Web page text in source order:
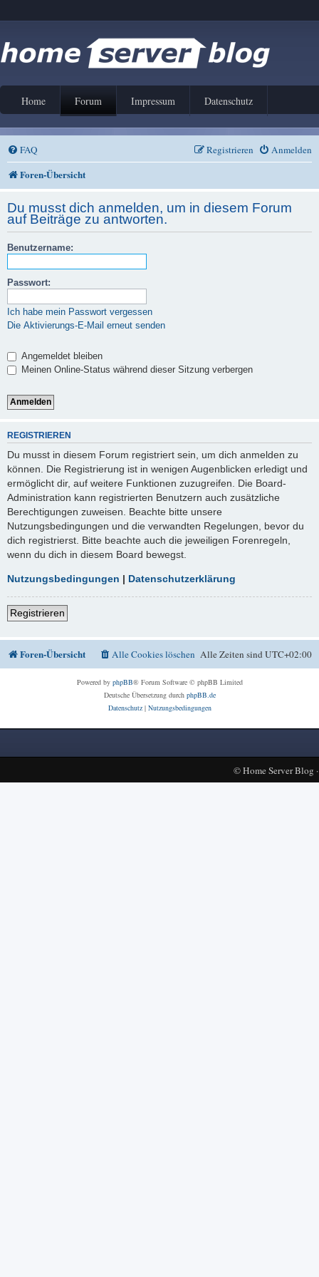
Home Forum Impressum Datenschutz
FAQ Anmelden
Registrieren
Foren-Übersicht
Du musst dich anmelden, um in diesem Forum
auf Beiträge zu antworten.
Benutzername:
Passwort:
Ich habe mein Passwort vergessen
Die Aktivierungs-E-Mail erneut senden
Angemeldet bleiben
Meinen Online-Status während dieser Sitzung verbergen
REGISTRIEREN
Du musst in diesem Forum registriert sein, um dich anmelden zu
können. Die Registrierung ist in wenigen Augenblicken erledigt und
ermöglicht dir, auf weitere Funktionen zuzugreifen. Die Board-
Administration kann registrierten Benutzern auch zusätzliche
Berechtigungen zuweisen. Beachte bitte unsere
Nutzungsbedingungen und die verwandten Regelungen, bevor du
dich registrierst. Bitte beachte auch die jeweiligen Forenregeln,
wenn du dich in diesem Board bewegst.
Nutzungsbedingungen | Datenschutzerklärung
Registrieren
Foren-Übersicht Alle Zeiten sindUTC+02:00
Alle Cookies löschen
Powered by phpBB® Forum Software © phpBB Limited
Deutsche Übersetzung durch phpBB.de
Datenschutz| Nutzungsbedingungen
©Home Server Blog